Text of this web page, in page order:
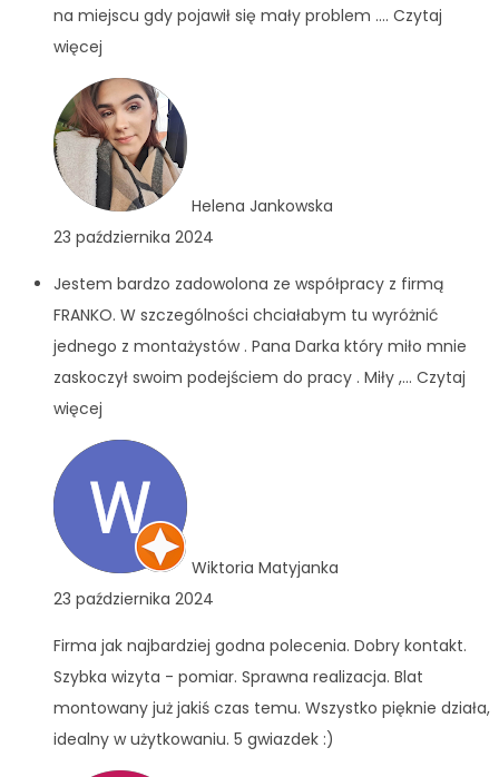
na miejscu gdy pojawił się mały problem .... Czytaj
więcej
Helena Jankowska
23 października 2024
Jestem bardzo zadowolona ze współpracy z firmą
FRANKO. W szczególności chciałabym tu wyróżnić
jednego z montażystów . Pana Darka który miło mnie
zaskoczył swoim podejściem do pracy . Miły ,... Czytaj
więcej
Wiktoria Matyjanka
23 października 2024
Firma jak najbardziej godna polecenia. Dobry kontakt.
Szybka wizyta - pomiar. Sprawna realizacja. Blat
montowany już jakiś czas temu. Wszystko pięknie działa,
idealny w użytkowaniu. 5 gwiazdek :)